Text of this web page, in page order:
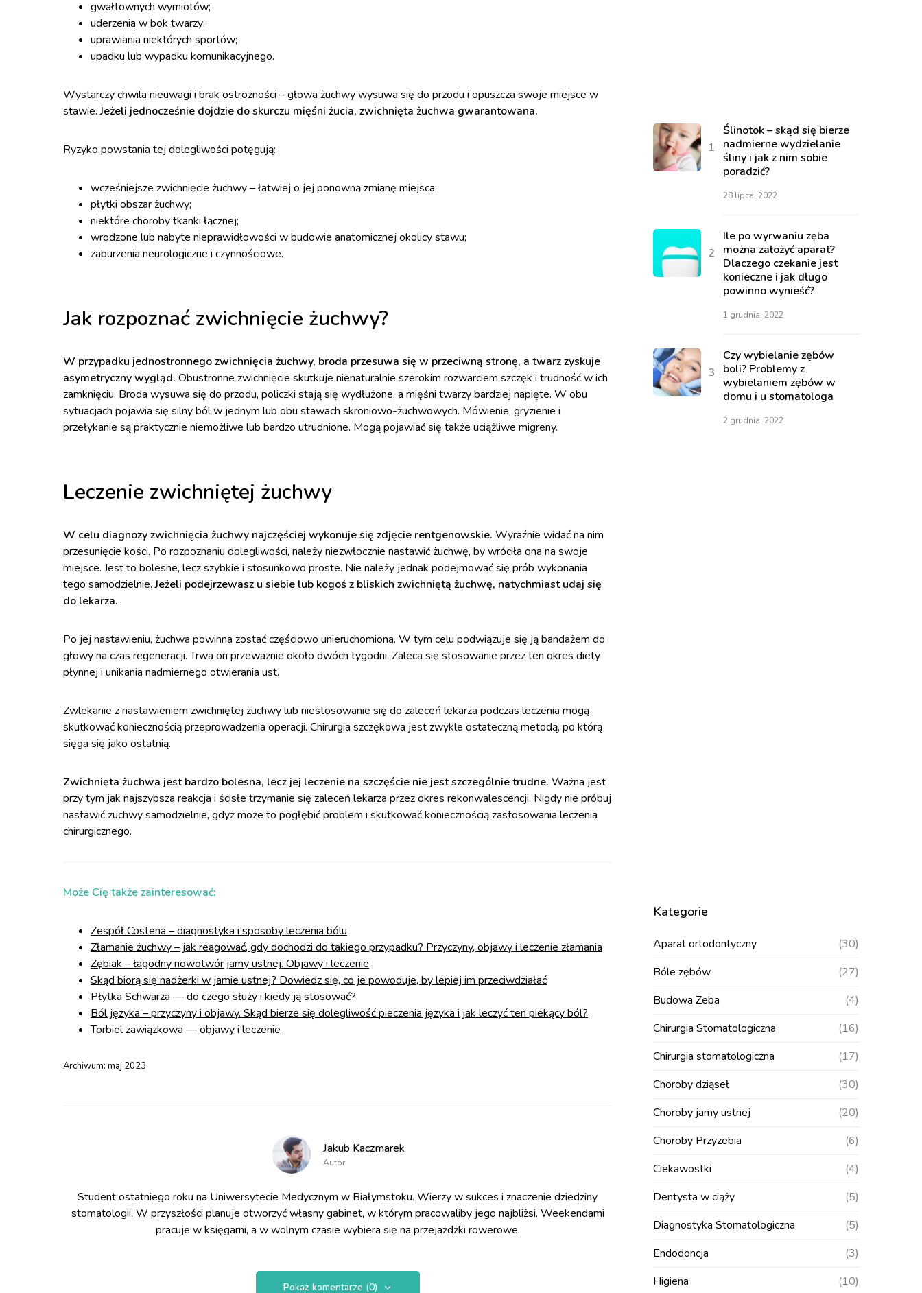
gwałtownych wymiotów;
uderzenia w bok twarzy;
uprawiania niektórych sportów;
upadku lub wypadku komunikacyjnego.
Wystarczy chwila nieuwagi i brak ostrożności – głowa żuchwy wysuwa się do przodu i opuszcza swoje miejsce w
stawie.Jeżeli jednocześnie dojdzie do skurczu mięśni żucia, zwichnięta żuchwa gwarantowana.
Ryzyko powstania tej dolegliwości potęgują:
wcześniejsze zwichnięcie żuchwy – łatwiej o jej ponowną zmianę miejsca;
płytki obszar żuchwy;
niektóre choroby tkanki łącznej;
wrodzone lub nabyte nieprawidłowości w budowie anatomicznej okolicy stawu;
zaburzenia neurologiczne i czynnościowe.
Jak rozpoznać zwichnięcie żuchwy?
W przypadku jednostronnego zwichnięcia żuchwy, broda przesuwa się w przeciwną stronę, a twarz zyskuje
asymetryczny wygląd. Obustronne zwichnięcie skutkuje nienaturalnie szerokim rozwarciem szczęk i trudność w ich
zamknięciu. Broda wysuwa się do przodu, policzki stają się wydłużone, a mięśni twarzy bardziej napięte. W obu
sytuacjach pojawia się silny ból w jednym lub obu stawach skroniowo-żuchwowych. Mówienie, gryzienie i
przełykanie są praktycznie niemożliwe lub bardzo utrudnione. Mogą pojawiać się także uciążliwe migreny.
Leczenie zwichniętej żuchwy
W celu diagnozy zwichnięcia żuchwy najczęściej wykonuje się zdjęcie rentgenowskie. Wyraźnie widać na nim
przesunięcie kości. Po rozpoznaniu dolegliwości, należy niezwłocznie nastawić żuchwę, by wróciła ona na swoje
miejsce. Jest to bolesne, lecz szybkie i stosunkowo proste. Nie należy jednak podejmować się prób wykonania
tego samodzielnie.Jeżeli podejrzewasz u siebie lub kogoś z bliskich zwichniętą żuchwę, natychmiast udaj się
do lekarza.
Po jej nastawieniu, żuchwa powinna zostać częściowo unieruchomiona. W tym celu podwiązuje się ją bandażem do
głowy na czas regeneracji. Trwa on przeważnie około dwóch tygodni. Zaleca się stosowanie przez ten okres diety
płynnej i unikania nadmiernego otwierania ust.
Zwlekanie z nastawieniem zwichniętej żuchwy lub niestosowanie się do zaleceń lekarza podczas leczenia mogą
skutkować koniecznością przeprowadzenia operacji. Chirurgia szczękowa jest zwykle ostateczną metodą, po którą
sięga się jako ostatnią.
Zwichnięta żuchwa jest bardzo bolesna, lecz jej leczenie na szczęście nie jest szczególnie trudne. Ważna jest
przy tym jak najszybsza reakcja i ścisłe trzymanie się zaleceń lekarza przez okres rekonwalescencji. Nigdy nie próbuj
nastawić żuchwy samodzielnie, gdyż może to pogłębić problem i skutkować koniecznością zastosowania leczenia
chirurgicznego.
Może Cię także zainteresować:
Zespół Costena – diagnostyka i sposoby leczenia bólu
Złamanie żuchwy – jak reagować, gdy dochodzi do takiego przypadku? Przyczyny, objawy i leczenie złamania
Zębiak – łagodny nowotwór jamy ustnej. Objawy i leczenie
Skąd biorą się nadżerki w jamie ustnej? Dowiedz się, co je powoduje, by lepiej im przeciwdziałać
Płytka Schwarza — do czego służy i kiedy ją stosować?
Ból języka – przyczyny i objawy. Skąd bierze się dolegliwość pieczenia języka i jak leczyć ten piekący ból?
Torbiel zawiązkowa — objawy i leczenie
Archiwum: maj 2023
Jakub Kaczmarek
Autor
Student ostatniego roku na Uniwersytecie Medycznym w Białymstoku. Wierzy w sukces i znaczenie dziedziny
stomatologii. W przyszłości planuje otworzyć własny gabinet, w którym pracowaliby jego najbliżsi. Weekendami
pracuje w księgarni, a w wolnym czasie wybiera się na przejażdżki rowerowe.
Pokaż komentarze (0)
Ślinotok – skąd się bierze
nadmierne wydzielanie
śliny i jak z nim sobie
poradzić?
28 lipca, 2022
Ile po wyrwaniu zęba
można założyć aparat?
Dlaczego czekanie jest
konieczne i jak długo
powinno wynieść?
1 grudnia, 2022
Czy wybielanie zębów
boli? Problemy z
wybielaniem zębów w
domu i u stomatologa
2 grudnia, 2022
Kategorie
Aparat ortodontyczny
(30)
Bóle zębów
(27)
Budowa Zeba
(4)
Chirurgia Stomatologiczna
(16)
Chirurgia stomatologiczna
(17)
Choroby dziąseł
(30)
Choroby jamy ustnej
(20)
Choroby Przyzebia
(6)
Ciekawostki
(4)
Dentysta w ciąży
(5)
Diagnostyka Stomatologiczna
(5)
Endodoncja
(3)
Higiena
(10)